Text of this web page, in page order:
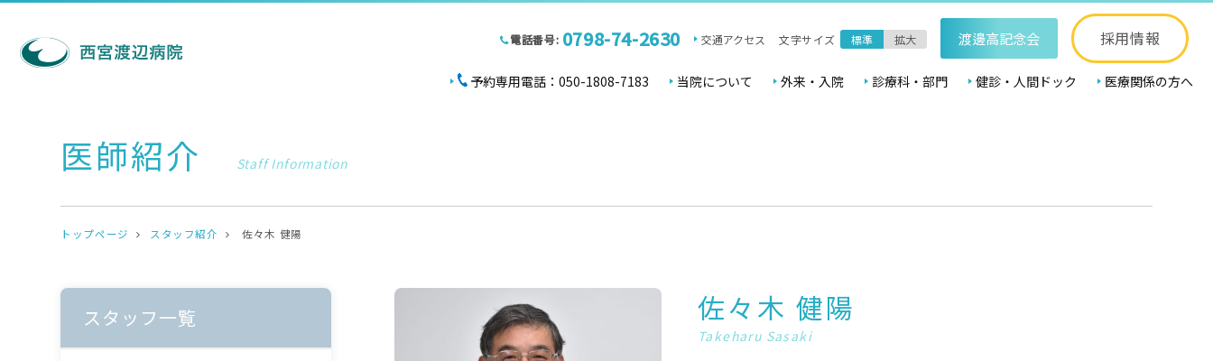
電話番号: 0798-74-2630 交通アクセス 文字サイズ 標準 拡大 渡邊高記念会 採用情報
予約専用電話：050-1808-7183 当院について 外来・入院 診療科・部門 健診・人間ドック 医療関係の方へ
医師紹介 Staff Information
トップページ スタッフ紹介 佐々木 健陽
佐々木 健陽
Takeharu Sasaki
スタッフ一覧